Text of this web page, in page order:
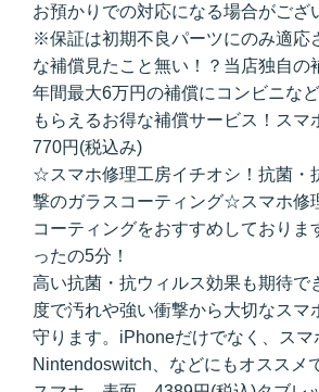
お預かりでの対応になる場合がござ
※保証は初期不良パーツにのみ適応
な補償見たこと無い！？当店独自
年間最大6万円の補償にコンビニな
もらえるお得な補償サービス！スマ
770円(税込み)
☆スマホ修理工房イチオシ！抗菌・
撃のガラスコーティング☆スマホ修
コーティングをおすすめしておりま
ったの5分！
高い抗菌・抗ウィルス効果も期待で
度で汚れや強い衝撃から大切なスマ
守ります。iPhoneだけでなく、スマ
Nintendoswitch、などにもオススメ